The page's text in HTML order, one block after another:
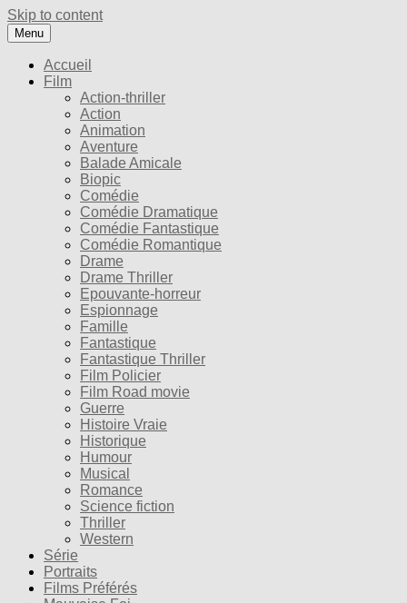
Skip to content
Menu
Accueil
Film
Action-thriller
Action
Animation
Aventure
Balade Amicale
Biopic
Comédie
Comédie Dramatique
Comédie Fantastique
Comédie Romantique
Drame
Drame Thriller
Epouvante-horreur
Espionnage
Famille
Fantastique
Fantastique Thriller
Film Policier
Film Road movie
Guerre
Histoire Vraie
Historique
Humour
Musical
Romance
Science fiction
Thriller
Western
Série
Portraits
Films Préférés